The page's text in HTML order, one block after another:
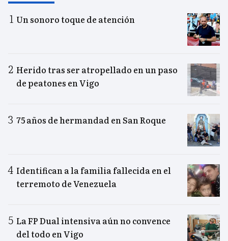
Un sonoro toque de atención
Herido tras ser atropellado en un paso
de peatones en Vigo
75 años de hermandad en San Roque
Identifican a la familia fallecida en el
terremoto de Venezuela
La FP Dual intensiva aún no convence
del todo en Vigo